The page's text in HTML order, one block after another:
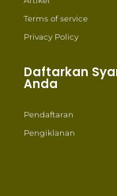
Terms of service
Privacy Policy
Daftarkan
Anda
Pendaftaran
Pengiklanan